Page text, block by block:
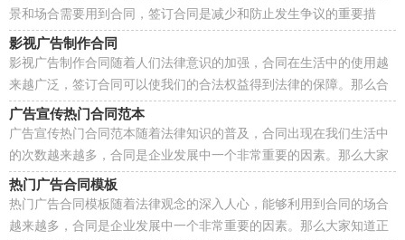
景和场合需要用到合同，签订合同是减少和防止发生争议的重要措
施。那么大家知道正规的合同书怎么写吗？下面是小编...
影视广告制作合同
影视广告制作合同随着人们法律意识的加强，合同在生活中的使用越
来越广泛，签订合同可以使我们的合法权益得到法律的保障。那么合
同要怎么拟定？想必这让大家都很苦恼吧，以下是小编...
广告宣传热门合同范本
广告宣传热门合同范本随着法律知识的普及，合同出现在我们生活中
的次数越来越多，合同是企业发展中一个非常重要的因素。那么大家
知道合法的合同书怎么写吗？以下是小编帮大家整理...
热门广告合同模板
热门广告合同模板随着法律观念的深入人心，能够利用到合同的场合
越来越多，合同是企业发展中一个非常重要的因素。那么大家知道正